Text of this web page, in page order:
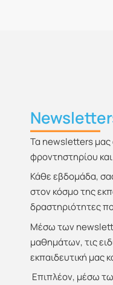
Τα newsletters μας
φροντηστηρίου
Κάθε εβδομάδα,
στον κόσμο της
δραστηριότητες
Μέσω των
μαθημάτων, τις
εκπαιδευτική μας
Επιπλέον, μέσω